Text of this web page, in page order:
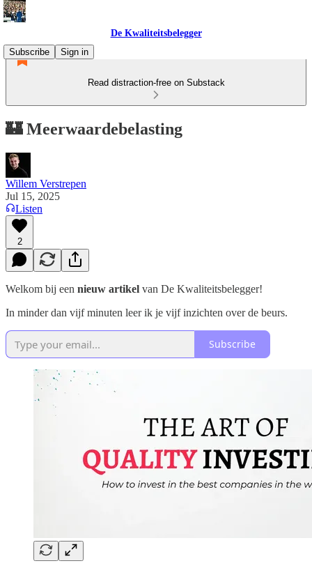
De Kwaliteitsbelegger
Subscribe
Sign in
Read distraction-free on Substack
🏰 Meerwaardebelasting
Willem Verstrepen
Jul 15, 2025
Listen
2
Welkom bij een nieuw artikel van De Kwaliteitsbelegger!
In minder dan vijf minuten leer ik je vijf inzichten over de beurs.
Subscribe